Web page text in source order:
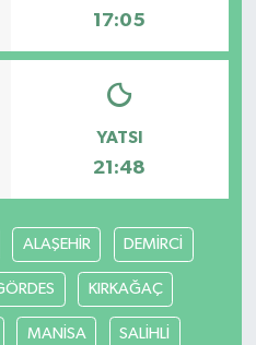
17:05
YATSI
21:48
ALAŞEHİR DEMİRCİ
KIRKAĞAÇ
MANİSA SALİHLİ